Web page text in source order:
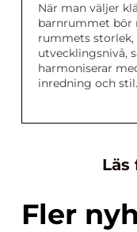
När man väljer
barnrummet bör
rummets storlek,
utvecklingsnivå,
harmoniserar
inredning och stil.
Fler